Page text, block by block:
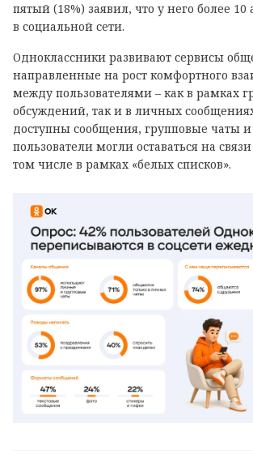
пятый (18%) заявил, что у него более 10
в социальной сети.
Одноклассники развивают сервисы
направленные на рост комфортного
между пользователями – как в рамках
обсуждений, так и в личных
доступны сообщения, групповые чаты
пользователи могли оставаться на
том числе в рамках «белых списков».